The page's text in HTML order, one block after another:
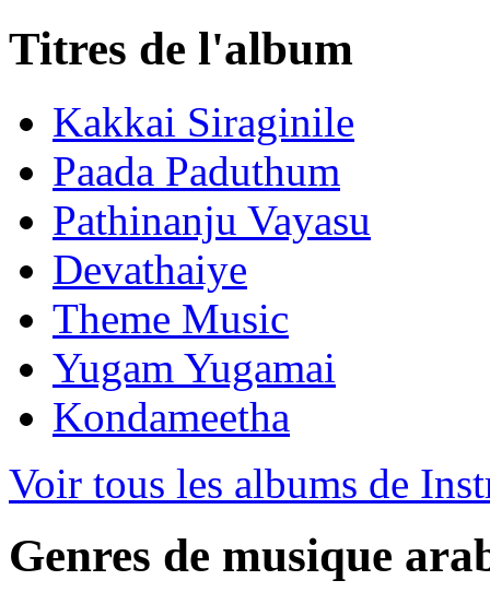
Titres de l'album
Kakkai Siraginile
Paada Paduthum
Pathinanju Vayasu
Devathaiye
Theme Music
Yugam Yugamai
Kondameetha
Voir tous les albums de
Genres de musique